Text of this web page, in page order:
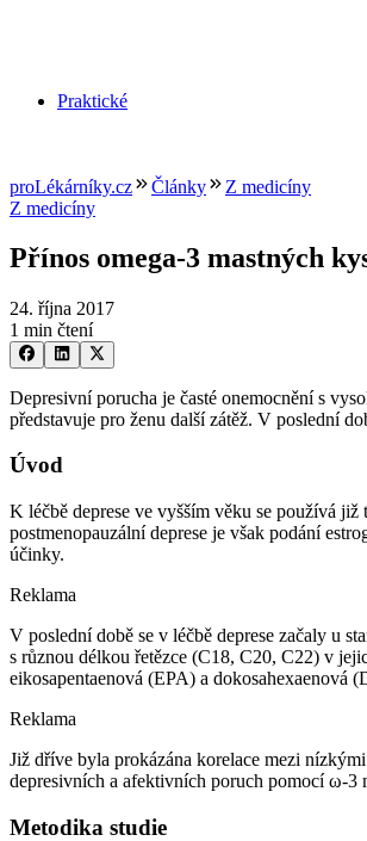
Praktické
proLékárníky.cz Články
Z medicíny
Z medicíny
Přínos omega-3 mastných
24. října 2017
1 min čtení
Depresivní porucha je časté onemocnění s
představuje pro ženu další zátěž. V poslední
Úvod
K léčbě deprese ve vyšším věku se používá
postmenopauzální deprese je však podání
účinky.
Reklama
V poslední době se v léčbě deprese začaly u
s různou délkou řetězce (C18, C20, C22) v
eikosapentaenová (EPA) a dokosahexaenová
Reklama
Již dříve byla prokázána korelace mezi
depresivních a afektivních poruch pomocí ω-3
Metodika studie